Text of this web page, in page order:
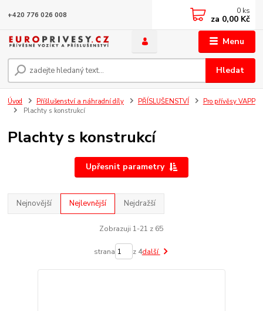
Menu
Hledat
+420 776 026 008 0 ks
za 0,00 Kč
Úvod Příšlušenství a náhradní díly PŘÍSLUŠENSTVÍ
Pro přívěsy VAPP
Plachty s konstrukcí
Plachty s konstrukcí
Upřesnit parametry
Nejnovější Nejlevnější Nejdražší
Zobrazuji 1-21 z 65
strana z 4další